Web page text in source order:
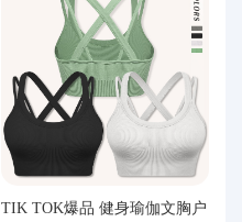
TIK TOK爆品 健身瑜伽文胸户